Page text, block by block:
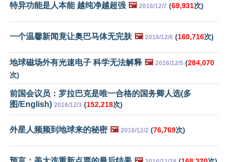
特异功能是人本能 越纯净越超强 🖼️ 2016/12/7 (69,931次)
一个温馨新闻竟让奥巴马体无完肤 🖼️ 2016/12/6 (160,716次)
地球磁场外有光速电子 科学无法解释 🖼️ 2016/12/5 (284,070
次)
前国会议员：罗拉巴克是唯一合格的国务卿人选(多
图/English) 2016/12/3 (152,218次)
外星人频频到地球来的秘密 🖼️ 2016/12/2 (76,769次)